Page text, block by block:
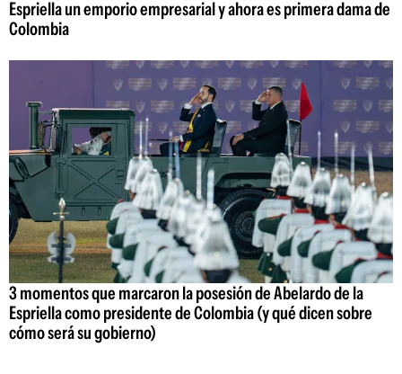
Espriella un emporio empresarial y ahora es primera dama de
Colombia
3 momentos que marcaron la posesión de Abelardo de la
Espriella como presidente de Colombia (y qué dicen sobre
cómo será su gobierno)